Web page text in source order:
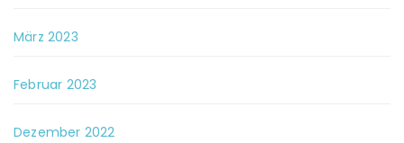
März 2023
Februar 2023
Dezember 2022